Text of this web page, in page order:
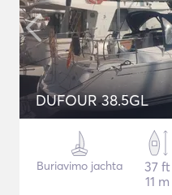
DUFOUR 38.5GL
Buriavimo jachta
37 ft
11 m